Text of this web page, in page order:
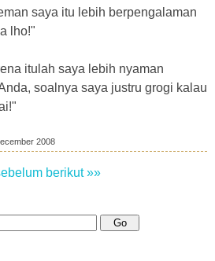
saya itu lebih berpengalaman
lho!"
itulah saya lebih nyaman
soalnya saya justru grogi kalau
2008
berikut »»